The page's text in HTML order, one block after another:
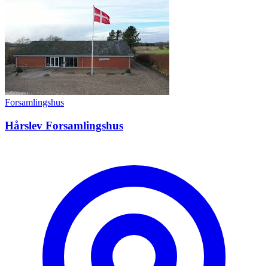
Forsamlingshus
Hårslev Forsamlingshus